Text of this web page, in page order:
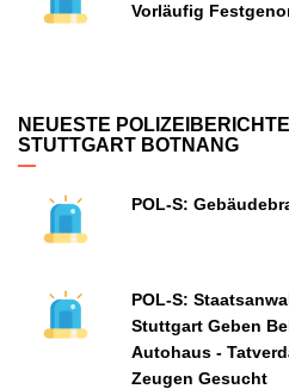
Vorläufig
NEUESTE POLIZEIBERICHTE
STUTTGART BOTNANG
POL-S:
POL-S:
Stuttgart Geben
Autohaus -
Zeugen Gesucht